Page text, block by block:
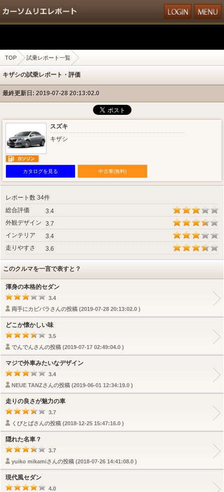
TOP 試乗レポート一覧
キザシの試乗レポート・評価
最終更新日: 2019-07-28 20:13:02.0
スズキ
キザシ
カタログを見る 中古車(無料)
レポート数 34件
総合評価
3.4
外観デザイン
3.7
インテリア
3.4
走りやすさ
3.6
このクルマを一言で表すと？
渾身の本格的セダン
3.4
両手にカピバラさんの投稿 (2019-07-28 20:13:02.0 )
どこか懐かしい味
3.5
でんでんさんの投稿 (2019-07-17 02:49:04.0 )
マジで外車みたいなデザイン
3.4
NEUE TANZさんの投稿 (2019-06-01 12:34:19.0 )
走りの良さが魅力の車
3.7
くびとばさんの投稿 (2018-12-25 15:47:16.0 )
隠れた名車？
3.7
yuiko mikamiさんの投稿 (2018-07-26 14:41:08.0 )
現代風セダン
4.0